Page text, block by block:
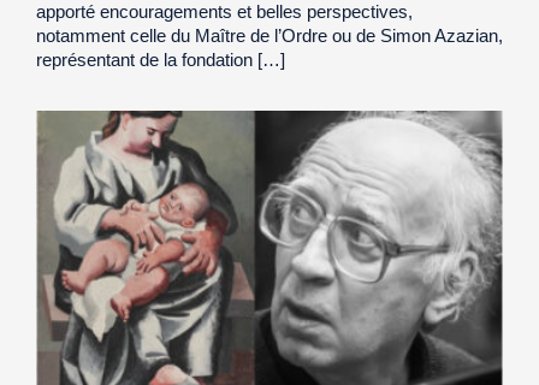
apporté encouragements et belles perspectives,
notamment celle du Maître de l’Ordre ou de Simon Azazian,
représentant de la fondation […]